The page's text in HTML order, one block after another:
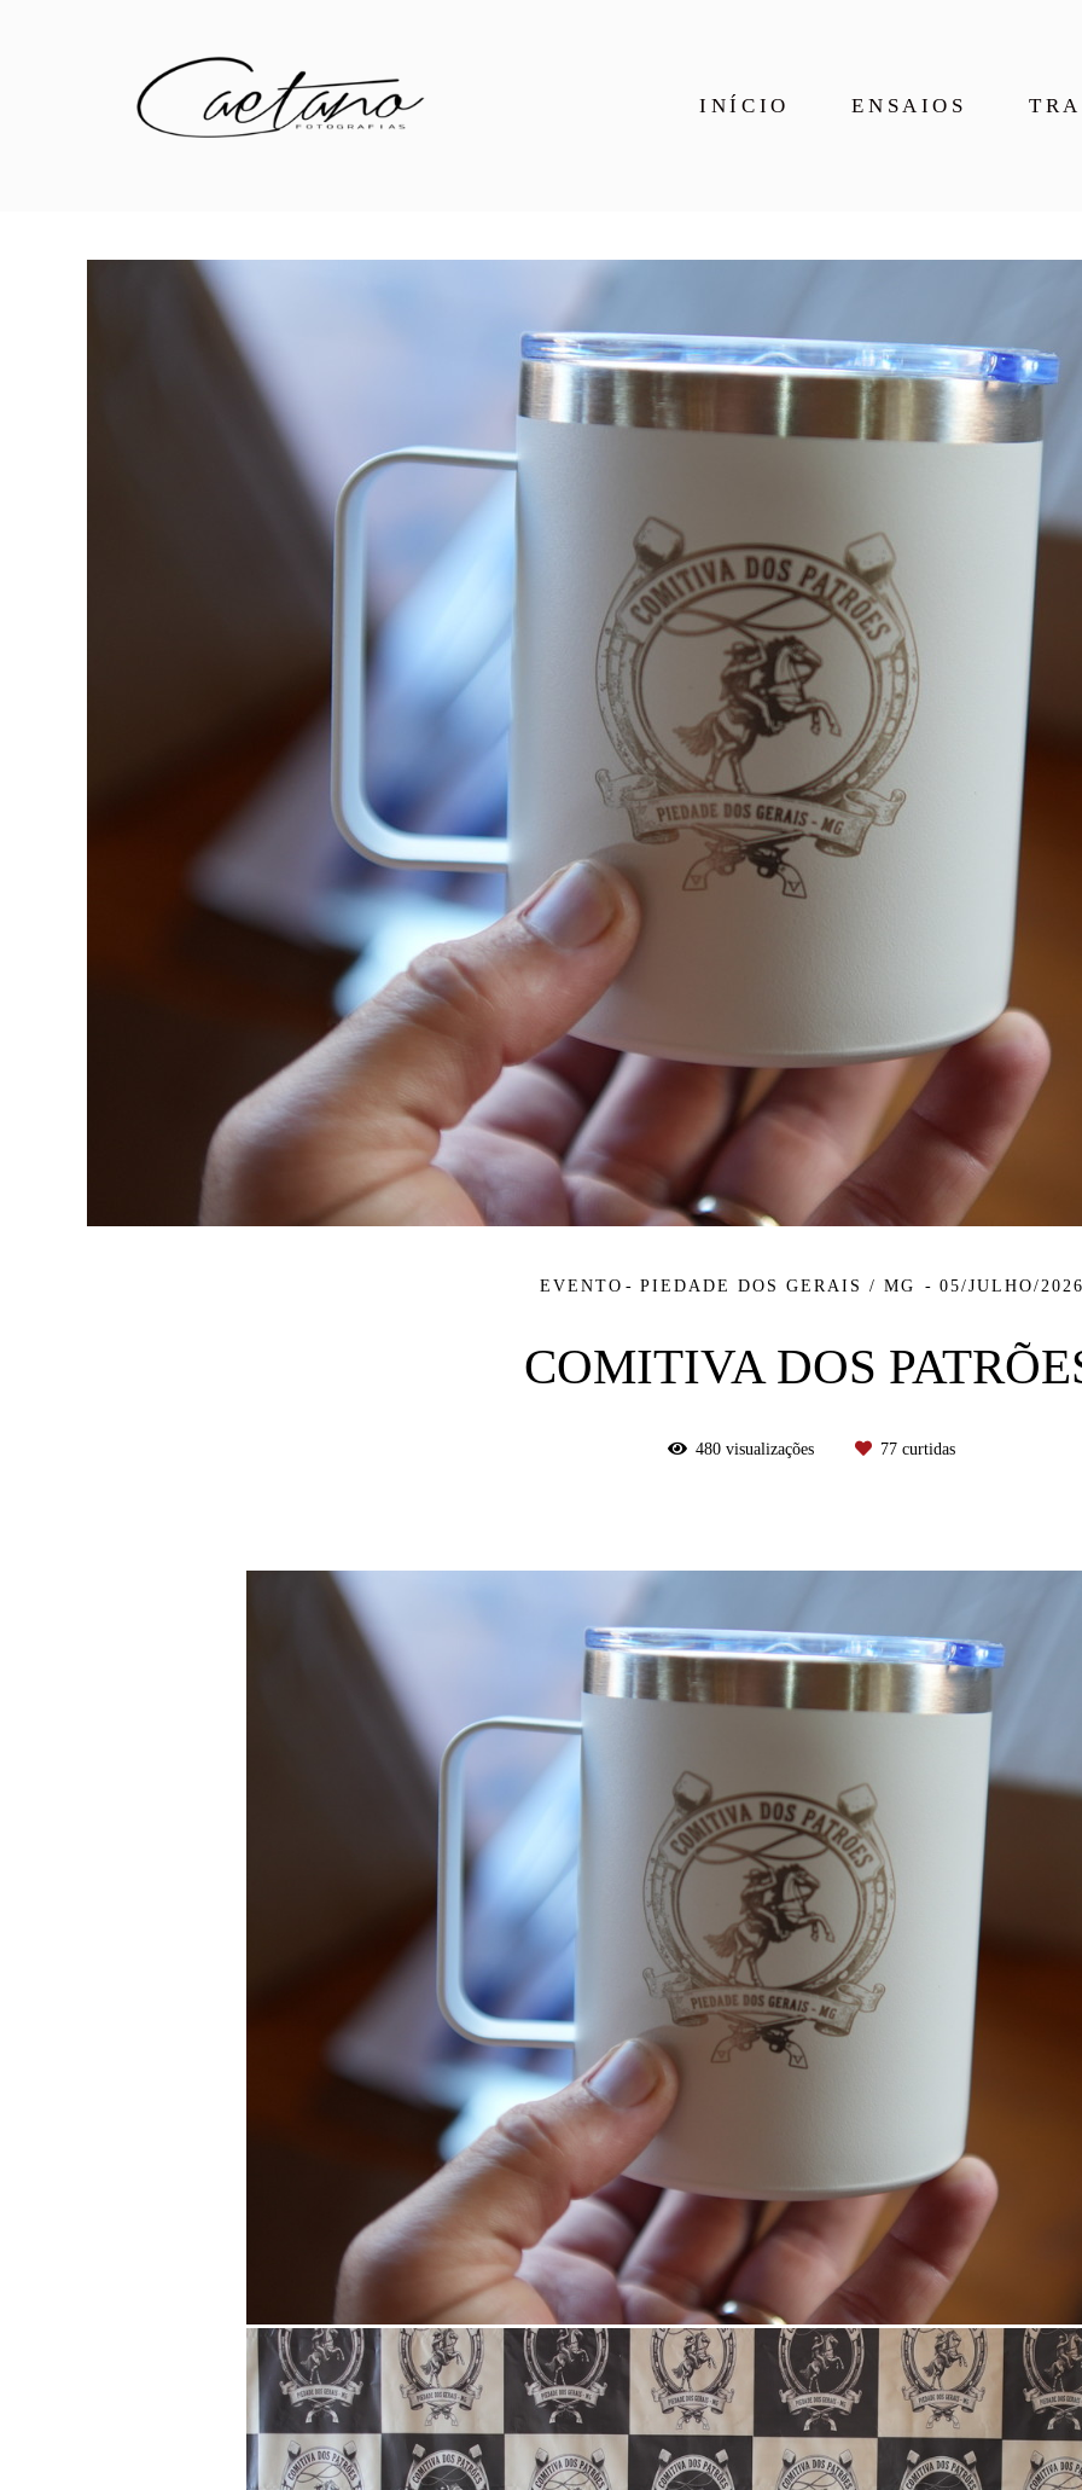
INÍCIO ENSAIOS
EVENTO PIEDADE DOS GERAIS / MG 05/JULHO/
COMITIVA DOS
480 visualizações 77 curtidas